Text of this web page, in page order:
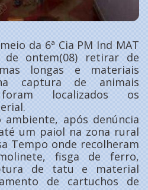
da 6ª Cia PM Ind MAT
de ontem(08) retirar de
longas e materiais
captura de animais
localizados os
após denúncia
um paiol na zona rural
Tempo onde recolheram
fisga de ferro,
de tatu e material
de cartuchos de